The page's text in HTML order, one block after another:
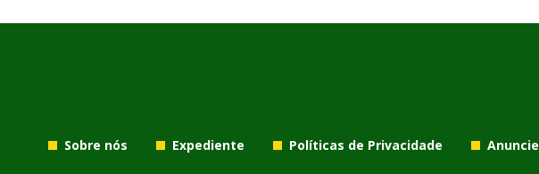
Sobre nós Expediente Políticas de Privacidade Anuncie